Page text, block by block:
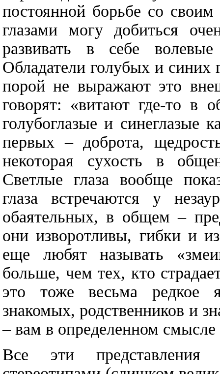
постоянной борьбе со
глазами могу добиться
развивать в себе
Обладатели голубых и синих
порой не выражают это
говорят: «витают где-то в
голубоглазые и синеглазые
первых – доброта,
некоторая сухость в
Светлые глаза вообще
глаза встречаются у
обаятельных, в общем –
они изворотливы, гибки и
еще любят называть
больше, чем тех, кто
это тоже весьма редкое
знакомых, родственников и
– вам в определенном смысле
Все эти представления